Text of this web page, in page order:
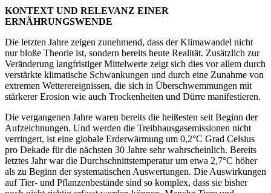
KONTEXT UND RELEVANZ EINER
ERNÄHRUNGSWENDE
Die letzten Jahre zeigen zunehmend, dass der Klimawandel nicht
nur bloße Theorie ist, sondern bereits heute Realität. Zusätzlich zur
Veränderung langfristiger Mittelwerte zeigt sich dies vor allem durch
verstärkte klimatische Schwankungen und durch eine Zunahme von
extremen Wetterereignissen, die sich in Überschwemmungen mit
stärkerer Erosion wie auch Trockenheiten und Dürre manifestieren.
Die vergangenen Jahre waren bereits die heißesten seit Beginn der
Aufzeichnungen. Und werden die Treibhausgasemissionen nicht
verringert, ist eine globale Erderwärmung um 0,2°C Grad Celsius
pro Dekade für die nächsten 30 Jahre sehr wahrscheinlich. Bereits
letztes Jahr war die Durchschnittstemperatur um etwa 2,7°C höher
als zu Beginn der systematischen Auswertungen. Die Auswirkungen
auf Tier- und Pflanzenbestände sind so komplex, dass sie bisher